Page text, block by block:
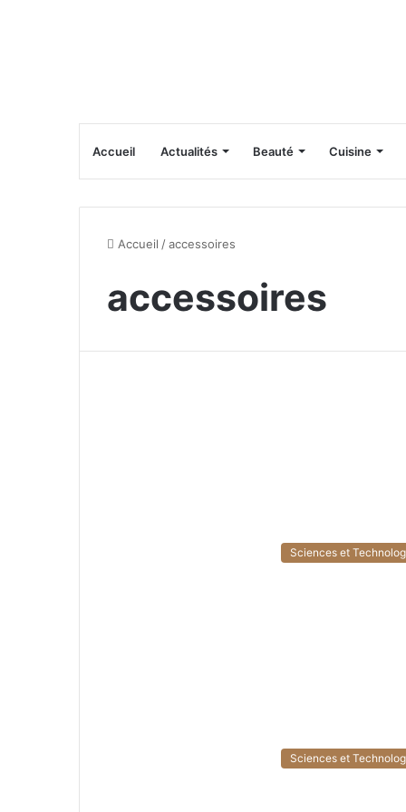
Accueil Actualités Beauté Cuisine
Accueil /accessoires
accessoires
Sciences et
Sciences et